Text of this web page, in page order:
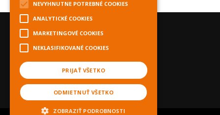
NEVYHNUTNE POTREBNÉ COOKIES
ANALYTICKÉ COOKIES
MARKETINGOVÉ COOKIES
NEKLASIFIKOVANÉ COOKIES
PRIJAŤ VŠETKO
ODMIETNUŤ VŠETKO
ZOBRAZIŤ PODROBNOSTI